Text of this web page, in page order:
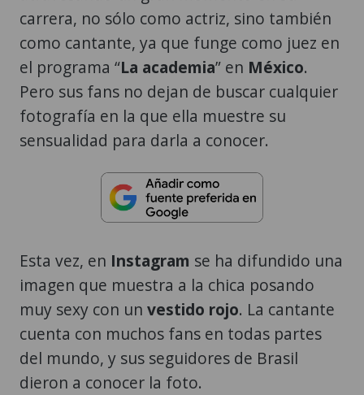
carrera, no sólo como actriz, sino también
como cantante, ya que funge como juez en
el programa “La academia” en México.
Pero sus fans no dejan de buscar cualquier
fotografía en la que ella muestre su
sensualidad para darla a conocer.
Esta vez, en Instagram se ha difundido una
imagen que muestra a la chica posando
muy sexy con un vestido rojo. La cantante
cuenta con muchos fans en todas partes
del mundo, y sus seguidores de Brasil
dieron a conocer la foto.